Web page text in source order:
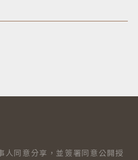
人同意分享，並簽署同意公開授